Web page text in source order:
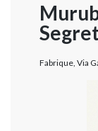
Fabrique, Via